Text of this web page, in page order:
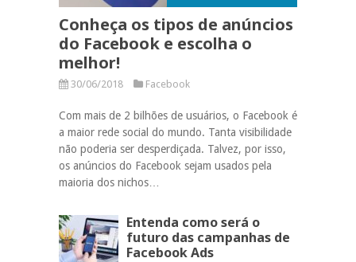
Conheça os tipos de anúncios
do Facebook e escolha o
melhor!
30/06/2018 Facebook
Com mais de 2 bilhões de usuários, o Facebook é
a maior rede social do mundo. Tanta visibilidade
não poderia ser desperdiçada. Talvez, por isso,
os anúncios do Facebook sejam usados pela
maioria dos nichos…
Entenda como será o
futuro das campanhas de
Facebook Ads